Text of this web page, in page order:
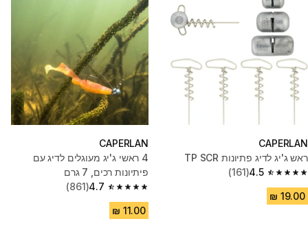
CAPERLAN
ראש ג'יג לדיג פתיונות TP SCR
4.5
4.5 out of 5 stars from 161 reviews
(161)
CAPERLAN
4 ראשי ג'יג מעוגלים לדיג עם
פיתיונות רכים, 7 גרם
4.7
4.7 out of 5 stars from 861 reviews
(861)